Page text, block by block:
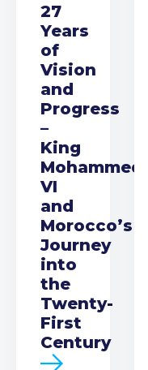
27
Years
of
Vision
and
Progress
–
King
Mohammed
VI
and
Morocco’s
Journey
into
the
Twenty-
First
Century